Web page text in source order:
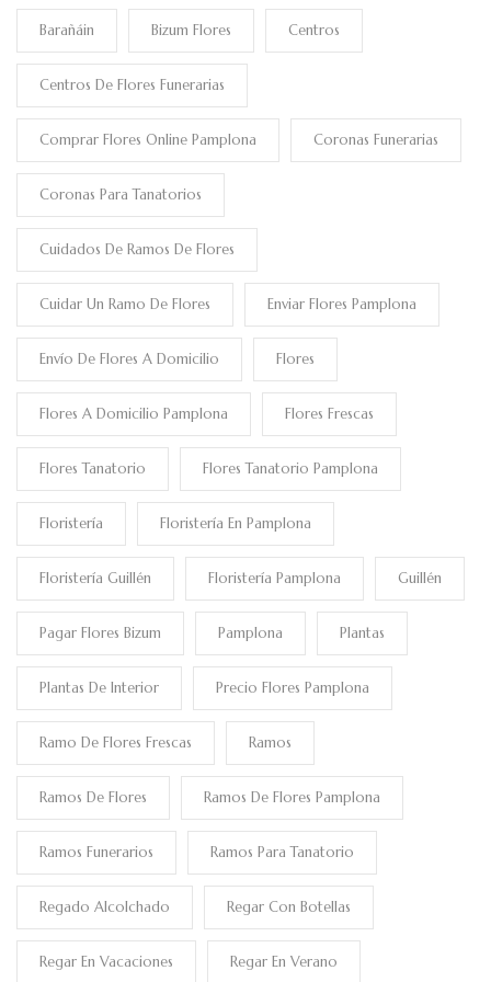
Barañáin Bizum Flores Centros
Centros De Flores Funerarias
Comprar Flores Online Pamplona Coronas Funerarias
Coronas Para Tanatorios
Cuidados De Ramos De Flores
Cuidar Un Ramo De Flores Enviar Flores Pamplona
Envío De Flores A Domicilio Flores
Flores A Domicilio Pamplona Flores Frescas
Flores Tanatorio Flores Tanatorio Pamplona
Floristería Floristería En Pamplona
Floristería Guillén Floristería Pamplona Guillén
Pagar Flores Bizum Pamplona Plantas
Plantas De Interior Precio Flores Pamplona
Ramo De Flores Frescas Ramos
Ramos De Flores Ramos De Flores Pamplona
Ramos Funerarios Ramos Para Tanatorio
Regado Alcolchado Regar Con Botellas
Regar En Vacaciones Regar En Verano